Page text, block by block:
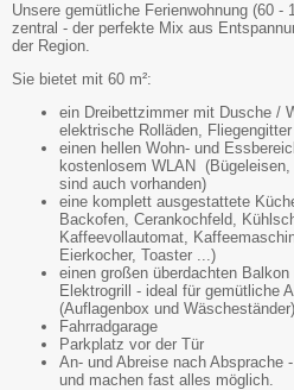
Unsere gemütliche Ferienwohnung (60 -
zentral - der perfekte Mix aus
der Region.
Sie bietet mit 60 m²:
ein Dreibettzimmer mit Dusche /
elektrische Rolläden, Fliegengitter
einen hellen Wohn- und
kostenlosem WLAN
sind auch vorhanden)
eine komplett ausgestattete
Backofen, Cerankochfeld,
Kaffeevollautomat,
Eierkocher, Toaster ...)
einen großen überdachten
Elektrogrill - ideal für gemütliche
(Auflagenbox und Wäscheständer)
Fahrradgarage
Parkplatz vor der Tür
An- und Abreise nach Absprache
und machen fast alles möglich.